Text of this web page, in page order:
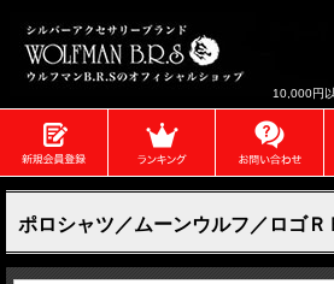
10,000円
ポロシャツ／ムーンウルフ／ロゴＲ